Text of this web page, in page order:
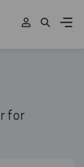
for